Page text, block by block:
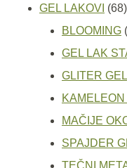
GEL LAKOVI 68
BLOOMING
GEL LAK
GLITER GEL
KAMELEON
MAČIJE
SPAJDER
TEČNI